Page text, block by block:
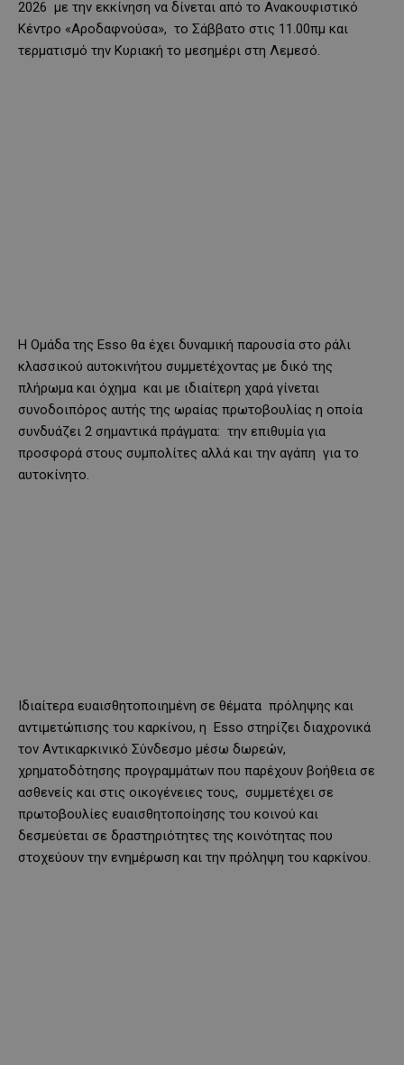
2026 με την εκκίνηση να δίνεται από το Ανακουφιστικό
Κέντρο «Αροδαφνούσα», το Σάββατο στις 11.00πμ και
τερματισμό την Κυριακή το μεσημέρι στη Λεμεσό.
Η Ομάδα της Esso θα έχει δυναμική παρουσία στο ράλι
κλασσικού αυτοκινήτου συμμετέχοντας με δικό της
πλήρωμα και όχημα και με ιδιαίτερη χαρά γίνεται
συνοδοιπόρος αυτής της ωραίας πρωτοβουλίας η οποία
συνδυάζει 2 σημαντικά πράγματα: την επιθυμία για
προσφορά στους συμπολίτες αλλά και την αγάπη για το
αυτοκίνητο.
Ιδιαίτερα ευαισθητοποιημένη σε θέματα πρόληψης και
αντιμετώπισης του καρκίνου, η Εsso στηρίζει διαχρονικά
τον Αντικαρκινικό Σύνδεσμο μέσω δωρεών,
χρηματοδότησης προγραμμάτων που παρέχουν βοήθεια σε
ασθενείς και στις οικογένειες τους, συμμετέχει σε
πρωτοβουλίες ευαισθητοποίησης του κοινού και
δεσμεύεται σε δραστηριότητες της κοινότητας που
στοχεύουν την ενημέρωση και την πρόληψη του καρκίνου.